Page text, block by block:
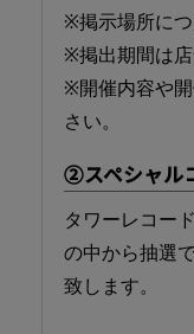
※掲示場所に
※掲出期間は店
※開催内容や
さい。
②スペシャル
タワーレコー
の中から抽選
致します。